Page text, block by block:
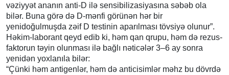
vəziyyət ananın anti-D ilə sensibilizasiyasına səbəb ola
bilər. Buna görə də D-mənfi görünən hər bir
yenidoğulmuşda zəif D testinin aparılması tövsiyə olunur”.
Həkim-laborant qeyd edib ki, həm qan qrupu, həm də rezus-
faktorun təyin olunması ilə bağlı nəticələr 3–6 ay sonra
yenidən yoxlanıla bilər:
“Çünki həm antigenlər, həm də anticisimlər məhz bu dövrdə